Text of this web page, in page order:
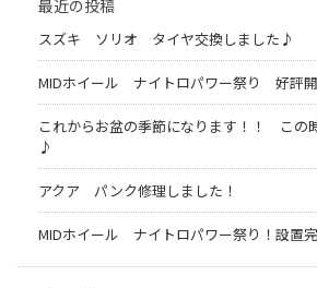
最近の投稿
スズキ ソリオ タイヤ交換しました♪
MIDホイール ナイトロパワー祭り 好評開
これからお盆の季節になります！！ この
♪
アクア パンク修理しました！
MIDホイール ナイトロパワー祭り！設置